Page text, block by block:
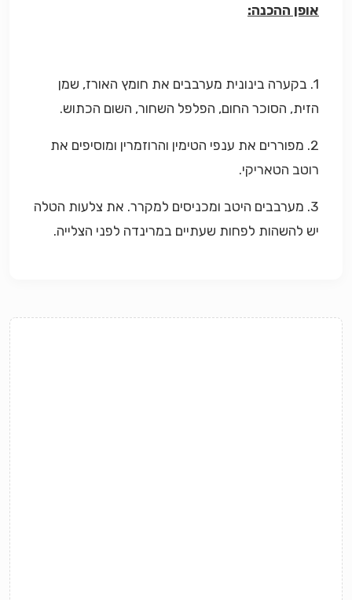
אופן ההכנה:
1. בקערה בינונית מערבבים את חומץ האורז, שמן
הזית, הסוכר החום, הפלפל השחור, השום הכתוש.
2. מפוררים את ענפי הטימין והרוזמרין ומוסיפים את
רוטב הטאריקי.
3. מערבבים היטב ומכניסים למקרר. את צלעות הטלה
יש להשהות לפחות שעתיים במרינדה לפני הצלייה.